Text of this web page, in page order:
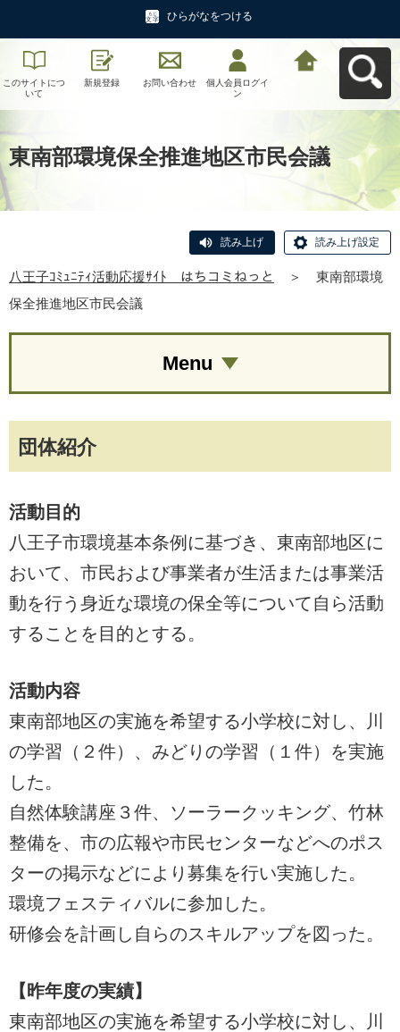
ひらがなをつける
このサイトにつ
いて
新規登録 お問い合わせ
個人会員ログイ
ン
東南部環境保全推進地区市民会議
読み上げ 読み上げ設定
八王子ｺﾐｭﾆﾃｨ活動応援ｻｲﾄ はちコミねっと ＞
東南部環境
保全推進地区市民会議
団体紹介
活動目的
八王子市環境基本条例に基づき、東南部地区に
おいて、市民および事業者が生活または事業活
動を行う身近な環境の保全等について自ら活動
することを目的とする。
活動内容
東南部地区の実施を希望する小学校に対し、川
の学習（２件）、みどりの学習（１件）を実施
した。
自然体験講座３件、ソーラークッキング、竹林
整備を、市の広報や市民センターなどへのポス
ターの掲示などにより募集を行い実施した。
環境フェスティバルに参加した。
研修会を計画し自らのスキルアップを図った。
【昨年度の実績】
東南部地区の実施を希望する小学校に対し、川
Menu